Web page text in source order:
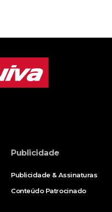
Publicidade
Publicidade & Assinaturas
Conteúdo Patrocinado